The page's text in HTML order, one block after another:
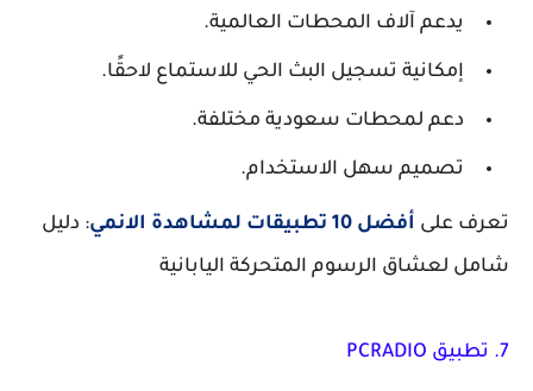
يدعم آلاف المحطات العالمية.
إمكانية تسجيل البث الحي للاستماع لاحقًا.
دعم لمحطات سعودية مختلفة.
تصميم سهل الاستخدام.
تعرف على أفضل 10 تطبيقات لمشاهدة الانمي
: دليل
شامل لعشاق الرسوم المتحركة اليابانية
7. تطبيق PCRADIO